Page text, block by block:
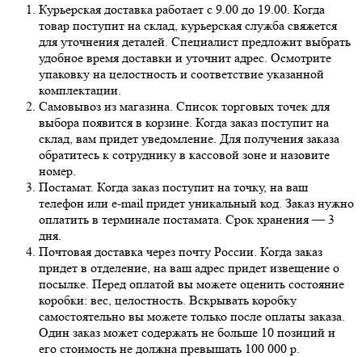
Курьерская доставка работает с 9.00 до 19.00. Когда
товар поступит на склад, курьерская служба свяжется
для уточнения деталей. Специалист предложит выбрать
удобное время доставки и уточнит адрес. Осмотрите
упаковку на целостность и соответствие указанной
комплектации.
Самовывоз из магазина. Список торговых точек для
выбора появится в корзине. Когда заказ поступит на
склад, вам придет уведомление. Для получения заказа
обратитесь к сотруднику в кассовой зоне и назовите
номер.
Постамат. Когда заказ поступит на точку, на ваш
телефон или e-mail придет уникальный код. Заказ нужно
оплатить в терминале постамата. Срок хранения — 3
дня.
Почтовая доставка через почту России. Когда заказ
придет в отделение, на ваш адрес придет извещение о
посылке. Перед оплатой вы можете оценить состояние
коробки: вес, целостность. Вскрывать коробку
самостоятельно вы можете только после оплаты заказа.
Один заказ может содержать не больше 10 позиций и
его стоимость не должна превышать 100 000 р.